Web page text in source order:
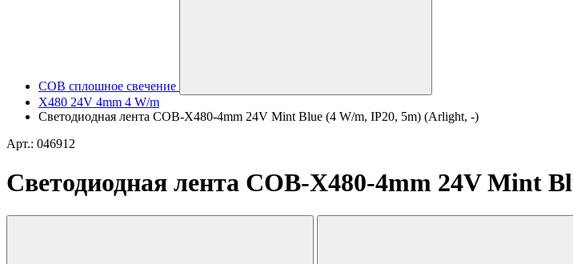
COB сплошное свечение
X480 24V 4mm 4 W/m
Светодиодная лента COB-X480-4mm 24V Mint Blue (4 W/m, IP20, 5m) (Arlight, -)
Арт.: 046912
Светодиодная лента COB-X480-4mm 24V Mint